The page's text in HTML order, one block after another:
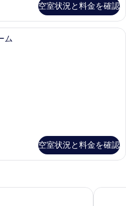
空室状況と料金を確認
クラブ スイート 1 ベッドルーム | リ
ム
空室状況と料金を確認
メリア